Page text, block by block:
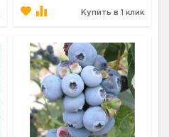
Купить в 1 клик